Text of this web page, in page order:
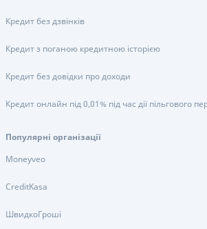
Кредит без дзвінків
Кредит з поганою кредитною історією
Кредит без довідки про доходи
Кредит онлайн під 0,01% під час дії пільгового
Популярні організації
Moneyveo
CreditKasa
ШвидкоГроші